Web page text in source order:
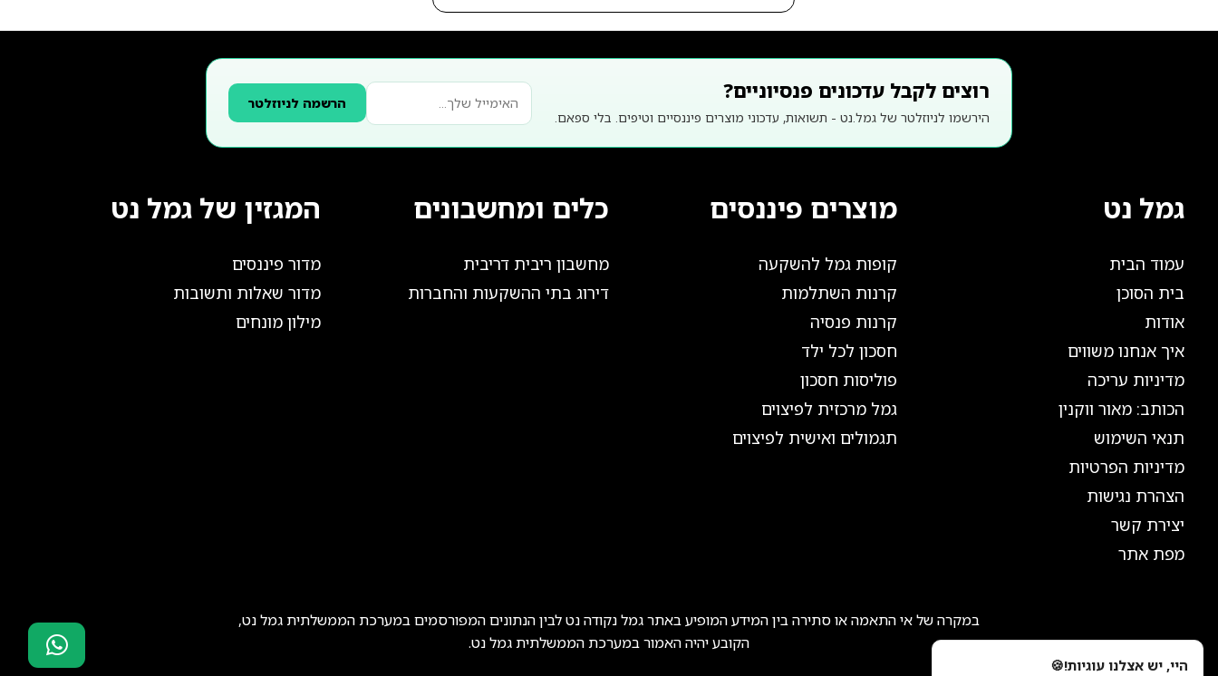
רוצים לקבל עדכונים פנסיוניים?
הירשמו לניוזלטר של גמל.נט - תשואות, עדכוני מוצרים פיננסיים וטיפים. בלי ספאם.
הרשמה לניוזלטר
גמל נט
עמוד הבית
בית הסוכן
אודות
איך אנחנו משווים
מדיניות עריכה
הכותב: מאור ווקנין
תנאי השימוש
מדיניות הפרטיות
הצהרת נגישות
יצירת קשר
מפת אתר
מוצרים פיננסים
קופות גמל להשקעה
קרנות השתלמות
קרנות פנסיה
חסכון לכל ילד
פוליסות חסכון
גמל מרכזית לפיצוים
תגמולים ואישית לפיצוים
כלים ומחשבונים
מחשבון ריבית דריבית
דירוג בתי ההשקעות והחברות
המגזין של גמל נט
מדור פיננסים
מדור שאלות ותשובות
מילון מונחים
במקרה של אי התאמה או סתירה בין המידע המופיע באתר גמל נקודה נט לבין הנתונים המפורסמים במערכת הממשלתית גמל נט,
הקובע יהיה האמור במערכת הממשלתית גמל נט.
היי, יש אצלנו עוגיות!🍪